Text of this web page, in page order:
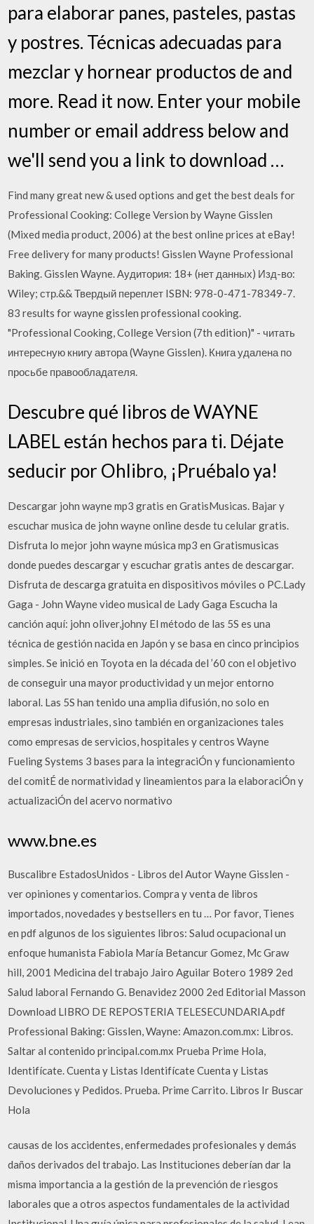
para elaborar panes, pasteles, pastas
y postres. Técnicas adecuadas para
mezclar y hornear productos de and
more. Read it now. Enter your mobile
number or email address below and
we'll send you a link to download …
Find many great new & used options and get the best deals for
Professional Cooking: College Version by Wayne Gisslen
(Mixed media product, 2006) at the best online prices at eBay!
Free delivery for many products! Gisslen Wayne Professional
Baking. Gisslen Wayne. Аудитория: 18+ (нет данных) Изд-во:
Wiley; стр.&& Твердый переплет ISBN: 978-0-471-78349-7.
83 results for wayne gisslen professional cooking.
"Professional Cooking, College Version (7th edition)" - читать
интересную книгу автора (Wayne Gisslen). Книга удалена по
просьбе правообладателя.
Descubre qué libros de WAYNE
LABEL están hechos para ti. Déjate
seducir por Ohlibro, ¡Pruébalo ya!
Descargar john wayne mp3 gratis en GratisMusicas. Bajar y
escuchar musica de john wayne online desde tu celular gratis.
Disfruta lo mejor john wayne música mp3 en Gratismusicas
donde puedes descargar y escuchar gratis antes de descargar.
Disfruta de descarga gratuita en dispositivos móviles o PC.Lady
Gaga - John Wayne video musical de Lady Gaga Escucha la
canción aquí: john oliver,johny El método de las 5S es una
técnica de gestión nacida en Japón y se basa en cinco principios
simples. Se inició en Toyota en la década del ’60 con el objetivo
de conseguir una mayor productividad y un mejor entorno
laboral. Las 5S han tenido una amplia difusión, no solo en
empresas industriales, sino también en organizaciones tales
como empresas de servicios, hospitales y centros Wayne
Fueling Systems 3 bases para la integraciÓn y funcionamiento
del comitÉ de normatividad y lineamientos para la elaboraciÓn y
actualizaciÓn del acervo normativo
www.bne.es
Buscalibre EstadosUnidos - Libros del Autor Wayne Gisslen -
ver opiniones y comentarios. Compra y venta de libros
importados, novedades y bestsellers en tu … Por favor, Tienes
en pdf algunos de los siguientes libros: Salud ocupacional un
enfoque humanista Fabiola María Betancur Gomez, Mc Graw
hill, 2001 Medicina del trabajo Jairo Aguilar Botero 1989 2ed
Salud laboral Fernando G. Benavidez 2000 2ed Editorial Masson
Download LIBRO DE REPOSTERIA TELESECUNDARIA.pdf
Professional Baking: Gisslen, Wayne: Amazon.com.mx: Libros.
Saltar al contenido principal.com.mx Prueba Prime Hola,
Identifícate. Cuenta y Listas Identifícate Cuenta y Listas
Devoluciones y Pedidos. Prueba. Prime Carrito. Libros Ir Buscar
Hola
causas de los accidentes, enfermedades profesionales y demás
daños derivados del trabajo. Las Instituciones deberían dar la
misma importancia a la gestión de la prevención de riesgos
laborales que a otros aspectos fundamentales de la actividad